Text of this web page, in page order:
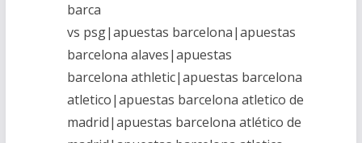
barca
vs psg|apuestas barcelona|apuestas
barcelona alaves|apuestas
barcelona athletic|apuestas barcelona
atletico|apuestas barcelona atletico de
madrid|apuestas barcelona atlético de